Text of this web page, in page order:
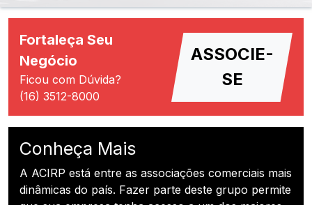
Fortaleça Seu
Negócio
Ficou com Dúvida?
(16) 3512-8000
ASSOCIE-
SE
Conheça Mais
A ACIRP está entre as associações comerciais mais
dinâmicas do país. Fazer parte deste grupo permite